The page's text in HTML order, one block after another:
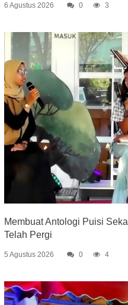
6 Agustus 2026 0 3
Membuat Antologi Puisi
Telah Pergi
5 Agustus 2026 0 4